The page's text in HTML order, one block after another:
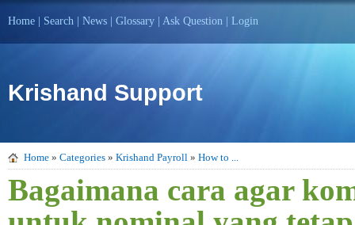
Home Search News Glossary Ask Question Login
Krishand Support
Home » Categories » Krishand Payroll » How to ...
Bagaimana cara agar